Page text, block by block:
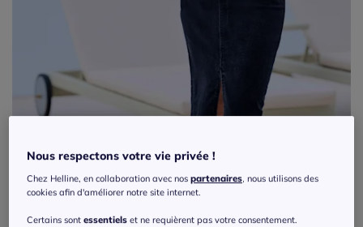
Chemisier à volants avec encolure en V et
manches sans.
Nous respectons votre vie privée !
Chez Helline, en collaboration avec nospartenaires, nous utilisons des
cookies afin d'améliorer notre site internet.
Certains sontessentiels et ne requièrent pas votre consentement.